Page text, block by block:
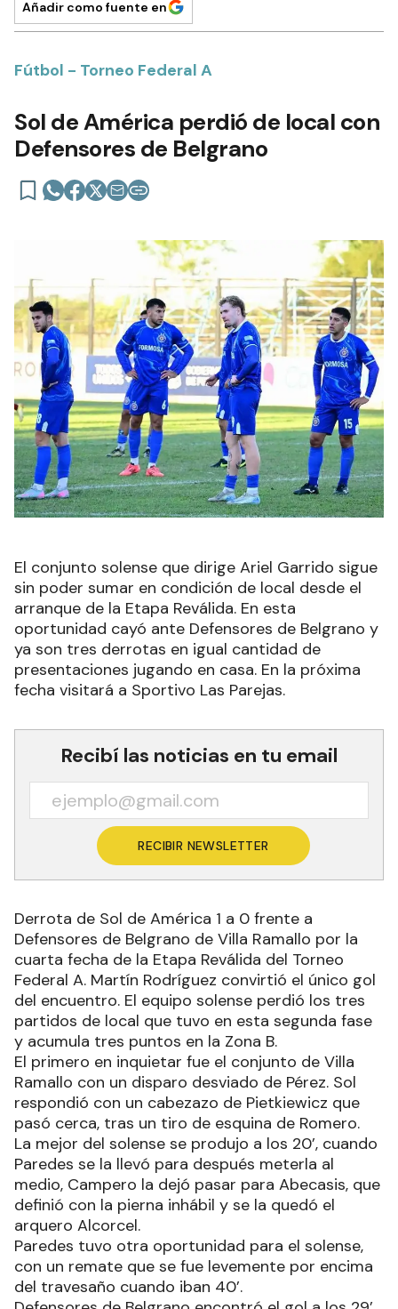
Añadir como fuente en
Fútbol - Torneo Federal A
Sol de América perdió de local con
Defensores de Belgrano
El conjunto solense que dirige Ariel Garrido sigue
sin poder sumar en condición de local desde el
arranque de la Etapa Reválida. En esta
oportunidad cayó ante Defensores de Belgrano y
ya son tres derrotas en igual cantidad de
presentaciones jugando en casa. En la próxima
fecha visitará a Sportivo Las Parejas.
Recibí las noticias en tu email
RECIBIR NEWSLETTER
Derrota de Sol de América 1 a 0 frente a
Defensores de Belgrano de Villa Ramallo por la
cuarta fecha de la Etapa Reválida del Torneo
Federal A. Martín Rodríguez convirtió el único gol
del encuentro. El equipo solense perdió los tres
partidos de local que tuvo en esta segunda fase
y acumula tres puntos en la Zona B.
El primero en inquietar fue el conjunto de Villa
Ramallo con un disparo desviado de Pérez. Sol
respondió con un cabezazo de Pietkiewicz que
pasó cerca, tras un tiro de esquina de Romero.
La mejor del solense se produjo a los 20’, cuando
Paredes se la llevó para después meterla al
medio, Campero la dejó pasar para Abecasis, que
definió con la pierna inhábil y se la quedó el
arquero Alcorcel.
Paredes tuvo otra oportunidad para el solense,
con un remate que se fue levemente por encima
del travesaño cuando iban 40’.